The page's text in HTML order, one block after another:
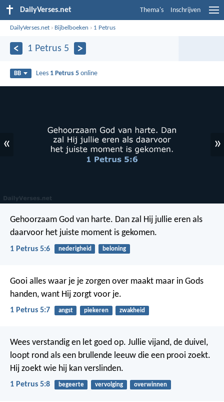
DailyVerses.net Thema's Inschrijven
DailyVerses.net › Bijbelboeken › 1 Petrus
1 Petrus 5
BB Lees 1 Petrus 5 online
« »
Gehoorzaam God van harte. Dan zal Hij jullie eren als
daarvoor het juiste moment is gekomen.
1 Petrus 5:6 nederigheid beloning
Gooi alles waar je je zorgen over maakt maar in Gods
handen, want Hij zorgt voor je.
1 Petrus 5:7 angst piekeren zwakheid
Wees verstandig en let goed op. Jullie vijand, de duivel,
loopt rond als een brullende leeuw die een prooi zoekt.
Hij zoekt wie hij kan verslinden.
1 Petrus 5:8 begeerte vervolging overwinnen